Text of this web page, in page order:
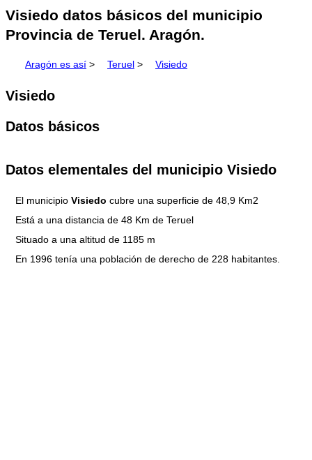
Visiedo datos básicos del municipio
Provincia de Teruel. Aragón.
Aragón es así > Teruel > Visiedo
Visiedo
Datos básicos
Datos elementales del municipio Visiedo
El municipio Visiedo cubre una superficie de 48,9 Km2
Está a una distancia de 48 Km de Teruel
Situado a una altitud de 1185 m
En 1996 tenía una población de derecho de 228 habitantes.